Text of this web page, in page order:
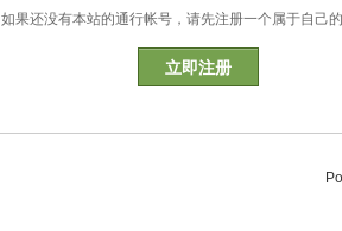
如果还没有本站的通行帐号，请先注册一个属于自己的
立即注册